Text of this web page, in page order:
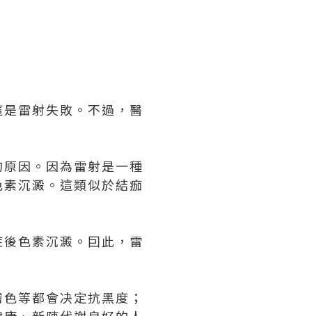
雷射失敗。不過，醫
因。因為雷射是一種
沉澱。這類似於結痂
色素沉澱。囙此，雷
等都會决定抗黑度；